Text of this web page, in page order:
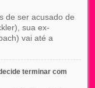
de ser acusado de
sua ex-
vai até a
terminar com